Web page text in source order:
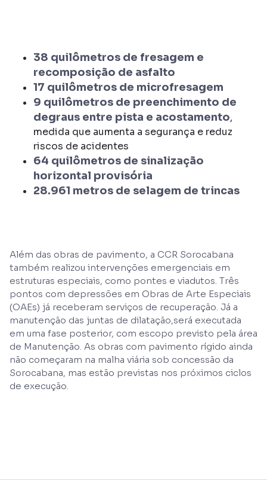
38 quilômetros de fresagem e
recomposição de asfalto
17 quilômetros de microfresagem
9 quilômetros de preenchimento de
degraus entre pista e acostamento,
medida que aumenta a segurança e reduz
riscos de acidentes
64 quilômetros de sinalização
horizontal provisória
28.961 metros de selagem de trincas
Além das obras de pavimento, a CCR Sorocabana
também realizou intervenções emergenciais em
estruturas especiais, como pontes e viadutos. Três
pontos com depressões em Obras de Arte Especiais
(OAEs) já receberam serviços de recuperação. Já a
manutenção das juntas de dilatação,será executada
em uma fase posterior, com escopo previsto pela área
de Manutenção. As obras com pavimento rígido ainda
não começaram na malha viária sob concessão da
Sorocabana, mas estão previstas nos próximos ciclos
de execução.